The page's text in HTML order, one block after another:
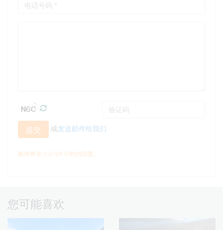
提交 或发送邮件给我们
邮件将在 0.5~24 小时内回复。
您可能喜欢